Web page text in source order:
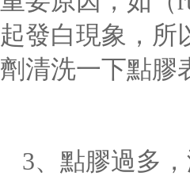
起發白現象，所
劑清洗一下點膠
3、點膠過多